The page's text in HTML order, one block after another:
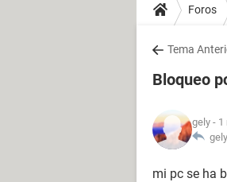
Foros
Tema
Bloqueo
gely - 1
mi pc se ha